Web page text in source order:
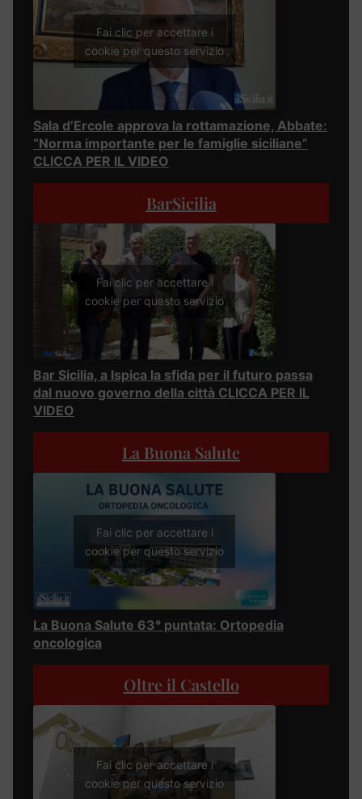
Fai clic per accettare i
cookie per questo servizio
Sala d’Ercole approva la rottamazione, Abbate:
“Norma importante per le famiglie siciliane”
CLICCA PER IL VIDEO
BarSicilia
Fai clic per accettare i
cookie per questo servizio
Bar Sicilia, a Ispica la sfida per il futuro passa
dal nuovo governo della città CLICCA PER IL
VIDEO
La Buona Salute
Fai clic per accettare i
cookie per questo servizio
La Buona Salute 63° puntata: Ortopedia
oncologica
Oltre il Castello
Fai clic per accettare i
cookie per questo servizio